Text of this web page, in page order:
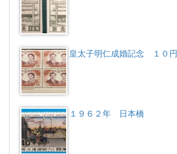
皇太子明仁成婚記念 １０円
１９６２年 日本橋